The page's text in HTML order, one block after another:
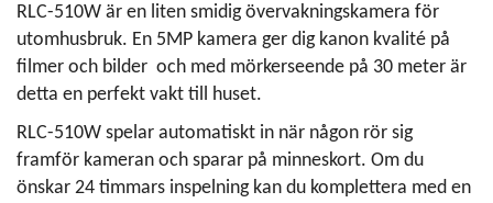
RLC-510W är en liten smidig övervakningskamera för
utomhusbruk. En 5MP kamera ger dig kanon kvalité på
filmer och bilder och med mörkerseende på 30 meter är
detta en perfekt vakt till huset.
RLC-510W spelar automatiskt in när någon rör sig
framför kameran och sparar på minneskort. Om du
önskar 24 timmars inspelning kan du komplettera med en